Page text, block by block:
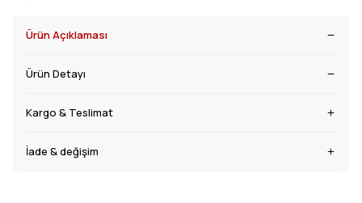
Ürün Açıklaması
Ürün Detayı
Kargo & Teslimat
İade & değişim